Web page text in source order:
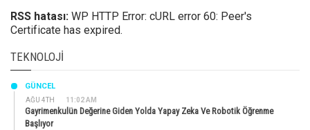
RSS hatası: WP HTTP Error: cURL error 60: Peer's
Certificate has expired.
TEKNOLOJI
AĞU 4TH 11:02 AM
GÜNCEL
Gayrimenkulün Değerine Giden Yolda Yapay Zeka Ve Robotik Öğrenme
Başlıyor